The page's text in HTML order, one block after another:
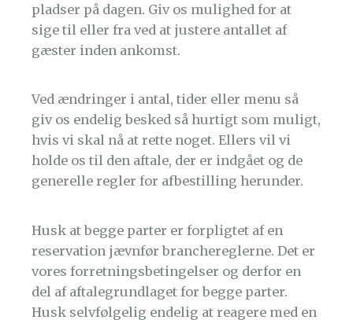
pladser på dagen. Giv os mulighed for at
sige til eller fra ved at justere antallet af
gæster inden ankomst.
Ved ændringer i antal, tider eller menu så
giv os endelig besked så hurtigt som muligt,
hvis vi skal nå at rette noget. Ellers vil vi
holde os til den aftale, der er indgået og de
generelle regler for afbestilling herunder.
Husk at begge parter er forpligtet af en
reservation jævnfør branchereglerne. Det er
vores forretningsbetingelser og derfor en
del af aftalegrundlaget for begge parter.
Husk selvfølgelig endelig at reagere med en